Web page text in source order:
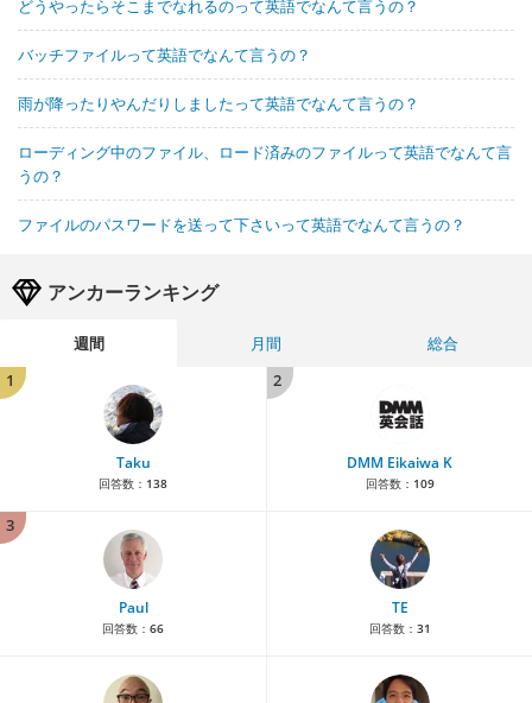
どうやったらそこまでなれるのって英語でなんて言うの？
バッチファイルって英語でなんて言うの？
雨が降ったりやんだりしましたって英語でなんて言うの？
ローディング中のファイル、ロード済みのファイルって英語でなんて言
うの？
ファイルのパスワードを送って下さいって英語でなんて言うの？
アンカーランキング
週間 月間
総合
1
Taku
回答数： 138
2
DMM Eikaiwa K
回答数： 109
3
Paul
回答数： 66
TE
回答数： 31